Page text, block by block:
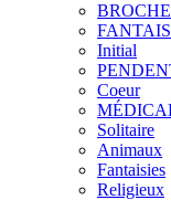
BROCHE
Initial
Coeur
Solitaire
Animaux
Fantaisies
Religieux